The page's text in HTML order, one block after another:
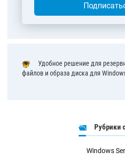
Удобное решение для
файлов и образа диска для
Рубрики
Windows